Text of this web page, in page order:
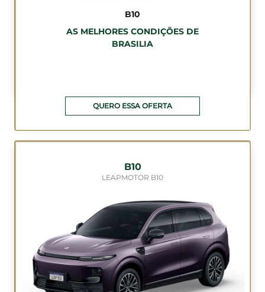
B10
AS MELHORES CONDIÇÕES DE
BRASILIA
QUERO ESSA OFERTA
B10
LEAPMOTOR B10